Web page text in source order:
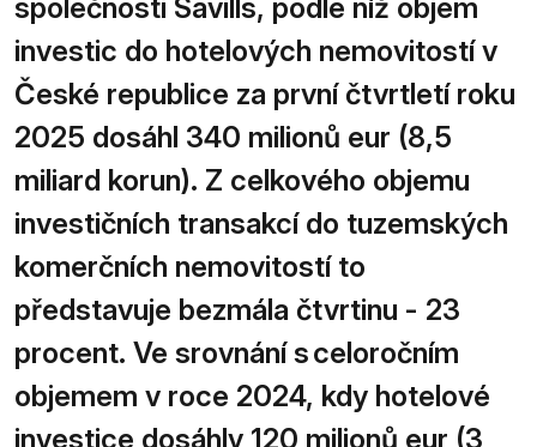
společnosti Savills, podle níž objem
investic do hotelových nemovitostí v
České republice za první čtvrtletí roku
2025 dosáhl 340 milionů eur (8,5
miliard korun). Z celkového objemu
investičních transakcí do tuzemských
komerčních nemovitostí to
představuje bezmála čtvrtinu - 23
procent. Ve srovnání s celoročním
objemem v roce 2024, kdy hotelové
investice dosáhly 120 milionů eur (3